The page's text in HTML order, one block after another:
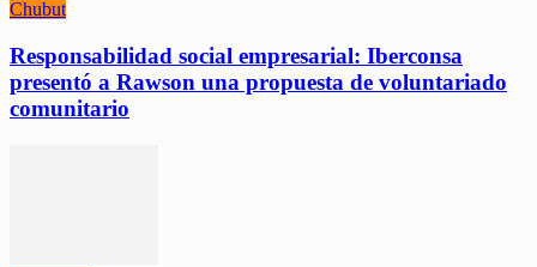
Chubut
Responsabilidad social empresarial: Iberconsa
presentó a Rawson una propuesta de voluntariado
comunitario